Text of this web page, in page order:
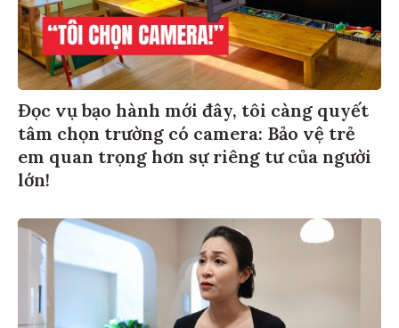
Đọc vụ bạo hành mới đây, tôi càng quyết
tâm chọn trường có camera: Bảo vệ trẻ
em quan trọng hơn sự riêng tư của người
lớn!